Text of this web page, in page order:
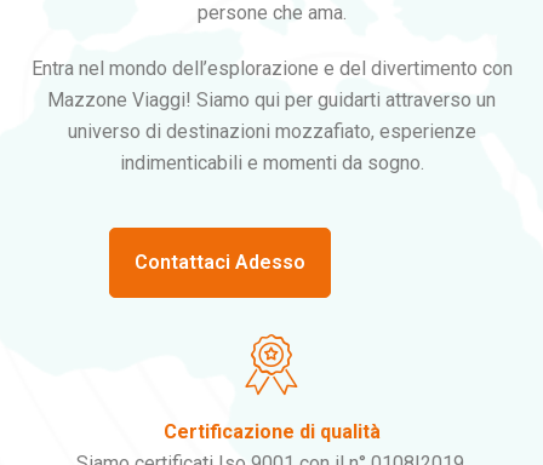
persone che ama.
Entra nel mondo dell’esplorazione e del divertimento con
Mazzone Viaggi! Siamo qui per guidarti attraverso un
universo di destinazioni mozzafiato, esperienze
indimenticabili e momenti da sogno.
Contattaci Adesso
Certificazione di qualità